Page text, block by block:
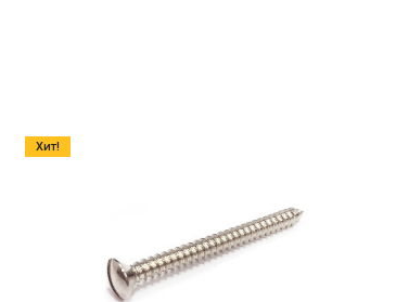
Хит!